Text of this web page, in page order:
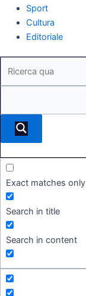
Sport
Cultura
Editoriale
Exact matches only
Search in title
Search in content